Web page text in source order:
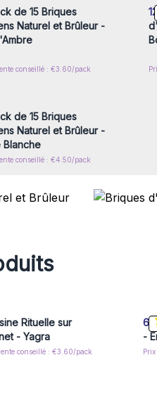
Elles sont
peuvent être utilisées dans
toute simplicité.
bien d'autres. Commandez
d'encens favori.
de 15 Briques
Naturel et Brûleur -
conseillé : €3.60/pack
vous ou inscrivez-
de 15 Briques
Naturel et Brûleur -
Blanche
conseillé : €4.50/pack
Rituelle sur
- Yagra
conseillé : €3.60/pack
6x
-